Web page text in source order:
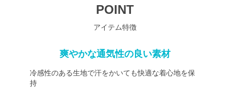
POINT
アイテム特徴
爽やかな通気性の良い素材
冷感性のある生地で汗をかいても快適な着心地を保
持